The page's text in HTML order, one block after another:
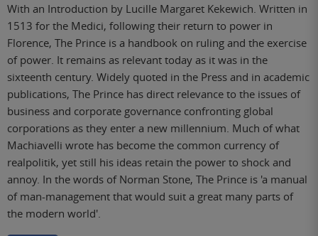
With an Introduction by Lucille Margaret Kekewich. Written in
1513 for the Medici, following their return to power in
Florence, The Prince is a handbook on ruling and the exercise
of power. It remains as relevant today as it was in the
sixteenth century. Widely quoted in the Press and in academic
publications, The Prince has direct relevance to the issues of
business and corporate governance confronting global
corporations as they enter a new millennium. Much of what
Machiavelli wrote has become the common currency of
realpolitik, yet still his ideas retain the power to shock and
annoy. In the words of Norman Stone, The Prince is 'a manual
of man-management that would suit a great many parts of
the modern world'.